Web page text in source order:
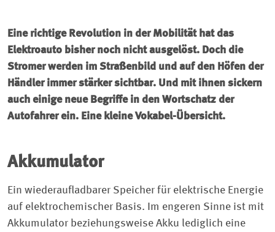
Eine richtige Revolution in der Mobilität hat das
Elektroauto bisher noch nicht ausgelöst. Doch die
Stromer werden im Straßenbild und auf den Höfen der
Händler immer stärker sichtbar. Und mit ihnen sickern
auch einige neue Begriffe in den Wortschatz der
Autofahrer ein. Eine kleine Vokabel-Übersicht.
Akkumulator
Ein wiederaufladbarer Speicher für elektrische Energie
auf elektrochemischer Basis. Im engeren Sinne ist mit
Akkumulator beziehungsweise Akku lediglich eine